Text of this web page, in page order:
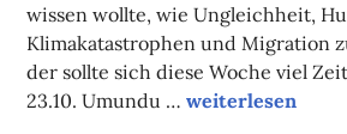
wissen wollte, wie Ungleichheit,
Klimakatastrophen und Migration
der sollte sich diese Woche viel
23.10. Umundu …Unsere Tipps der
weiterlesen